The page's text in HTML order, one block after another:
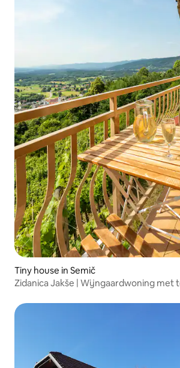
Tiny house in Semič
Zidanica Jakše | Wijngaardwoning met